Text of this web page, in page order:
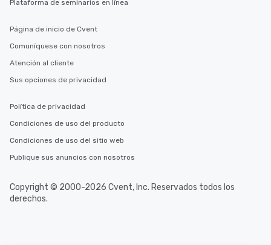
Plataforma de seminarios en línea
Página de inicio de Cvent
Comuníquese con nosotros
Atención al cliente
Sus opciones de privacidad
Política de privacidad
Condiciones de uso del producto
Condiciones de uso del sitio web
Publique sus anuncios con nosotros
Copyright © 2000-2026 Cvent, Inc. Reservados todos los
derechos.